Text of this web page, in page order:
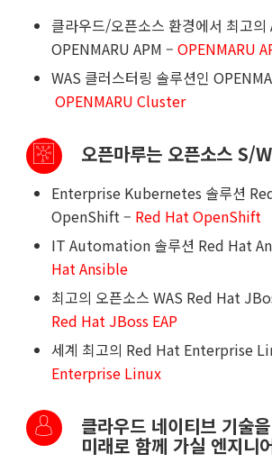
클라우드/오픈소스 환경에서 최고의
OPENMARU APM – OPENMARU
WAS 클러스터링 솔루션인
OPENMARU Cluster
오픈마루는 오픈소스 S/
Enterprise Kubernetes 솔루션
OpenShift – Red Hat OpenShift
IT Automation 솔루션 Red Hat
Hat Ansible
최고의 오픈소스 WAS Red Hat
Red Hat JBoss EAP
세계 최고의 Red Hat Enterprise
Enterprise Linux
클라우드 네이티브 기술
미래로 함께 가실 엔지니